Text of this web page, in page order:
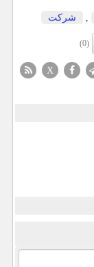
شركت
(0)
X